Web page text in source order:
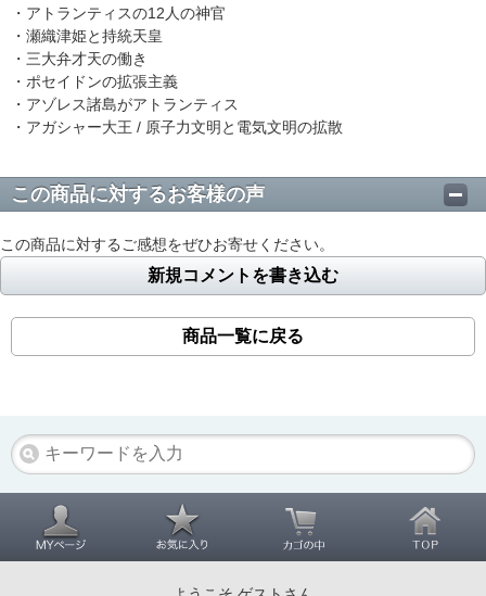
・アトランティスの12人の神官
・瀬織津姫と持統天皇
・三大弁才天の働き
・ポセイドンの拡張主義
・アゾレス諸島がアトランティス
・アガシャー大王 / 原子力文明と電気文明の拡散
この商品に対するお客様の声
この商品に対するご感想をぜひお寄せください。
新規コメントを書き込む
商品一覧に戻る